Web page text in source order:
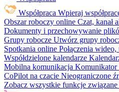
Współpraca Wpieraj
Obszar roboczy online Czat, kanał
Dokumenty i przechowywanie
Grupy robocze Utwórz grupy
Spotkania online Połączenia
Współdzielone kalendarze
Mobilna komunikacja Komunikator
CoPilot na czacie Nieograniczone
Zobacz wszystkie funkcje związane